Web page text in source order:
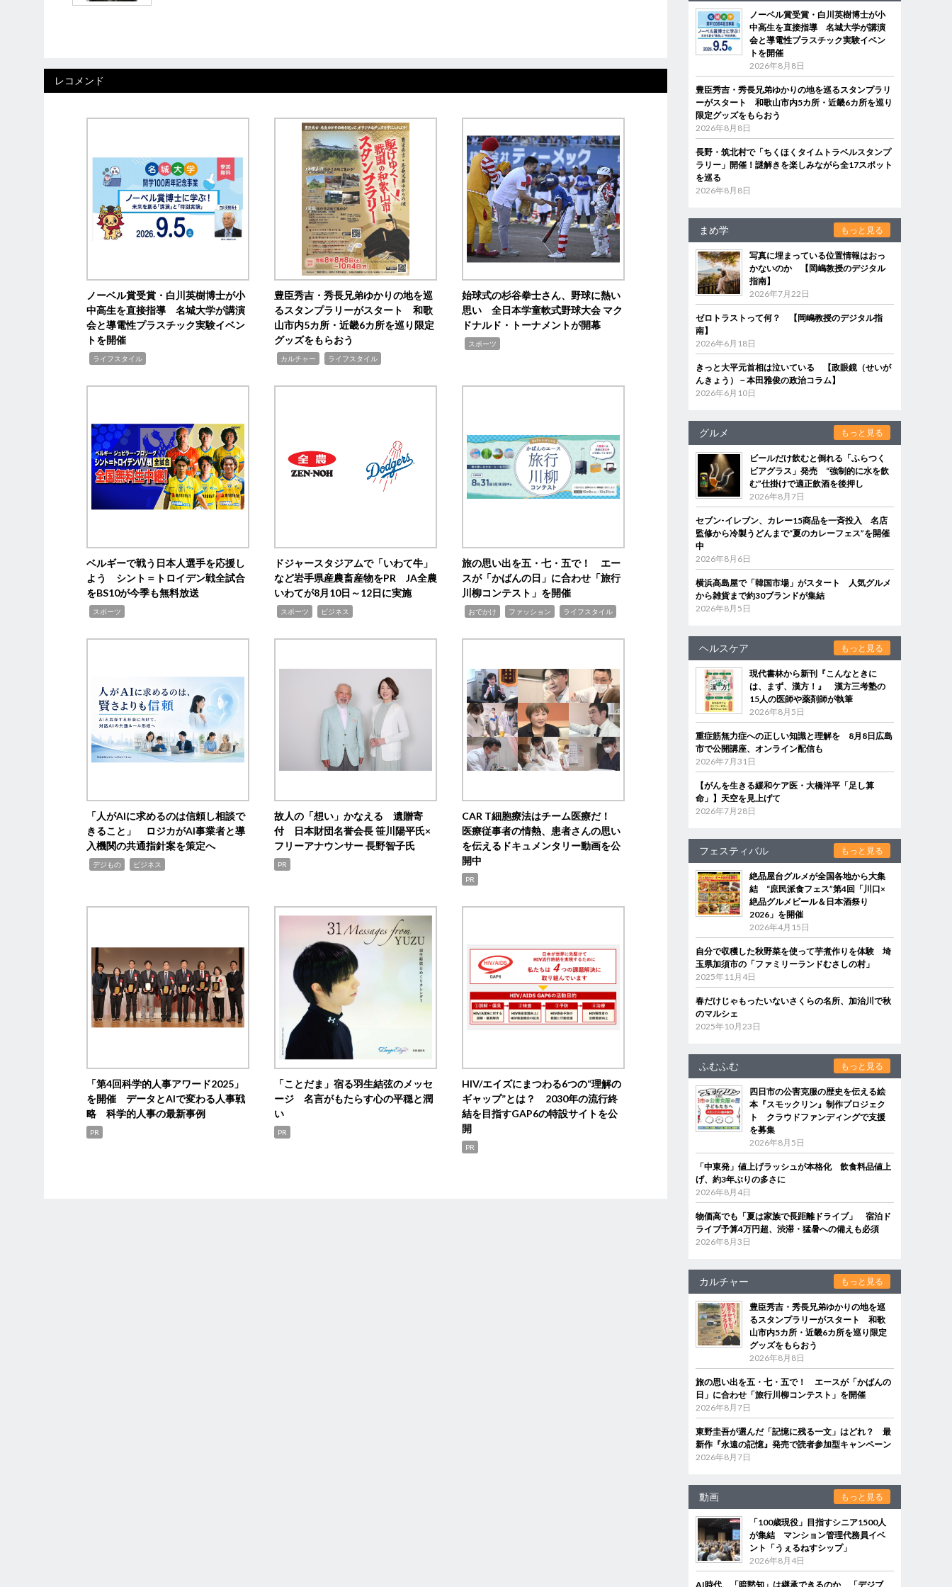
レコメンド
ノーベル賞受賞・白川英樹博士が小
中高生を直接指導 名城大学が講演
会と導電性プラスチック実験イベン
トを開催
ライフスタイル
豊臣秀吉・秀長兄弟ゆかりの地を巡
るスタンプラリーがスタート 和歌
山市内5カ所・近畿6カ所を巡り限定
グッズをもらおう
カルチャー ライフスタイル
始球式の杉谷拳士さん、野球に熱い
思い 全日本学童軟式野球大会 マク
ドナルド・トーナメントが開幕
スポーツ
ベルギーで戦う日本人選手を応援し
よう シント＝トロイデン戦全試合
をBS10が今季も無料放送
スポーツ
ドジャースタジアムで「いわて牛」
など岩手県産農畜産物をPR JA全農
いわてが8月10日～12日に実施
スポーツ ビジネス
旅の思い出を五・七・五で！ エー
スが「かばんの日」に合わせ「旅行
川柳コンテスト」を開催
おでかけ ファッション ライフスタイル
「人がAIに求めるのは信頼し相談で
きること」 ロジカがAI事業者と導
入機関の共通指針案を策定へ
デジもの ビジネス
故人の「想い」かなえる 遺贈寄
付 日本財団名誉会長 笹川陽平氏×
フリーアナウンサー 長野智子氏
PR
CAR T細胞療法はチーム医療だ！
医療従事者の情熱、患者さんの思い
を伝えるドキュメンタリー動画を公
開中
PR
「第4回科学的人事アワード2025」
を開催 データとAIで変わる人事戦
略 科学的人事の最新事例
PR
「ことだま」宿る羽生結弦のメッセ
ージ 名言がもたらす心の平穏と潤
い
PR
HIV/エイズにまつわる6つの“理解の
ギャップ”とは？ 2030年の流行終
結を目指すGAP6の特設サイトを公
開
PR
ノーベル賞受賞・白川英樹博士が小
中高生を直接指導 名城大学が講演
会と導電性プラスチック実験イベン
トを開催
2026年8月8日
豊臣秀吉・秀長兄弟ゆかりの地を巡るスタンプラリ
ーがスタート 和歌山市内5カ所・近畿6カ所を巡り
限定グッズをもらおう
2026年8月8日
長野・筑北村で「ちくほくタイムトラベルスタンプ
ラリー」開催！謎解きを楽しみながら全17スポット
を巡る
2026年8月8日
まめ学 もっと見る
写真に埋まっている位置情報はおっ
かないのか 【岡嶋教授のデジタル
指南】
2026年7月22日
ゼロトラストって何？ 【岡嶋教授のデジタル指
南】
2026年6月18日
きっと大平元首相は泣いている 【政眼鏡（せいが
んきょう）－本田雅俊の政治コラム】
2026年6月10日
グルメ もっと見る
ビールだけ飲むと倒れる「ふらつく
ビアグラス」発売 “強制的に水を飲
む”仕掛けで適正飲酒を後押し
2026年8月7日
セブン‐イレブン、カレー15商品を一斉投入 名店
監修から冷製うどんまで“夏のカレーフェス”を開催
中
2026年8月6日
横浜高島屋で「韓国市場」がスタート 人気グルメ
から雑貨まで約30ブランドが集結
2026年8月5日
ヘルスケア もっと見る
現代書林から新刊『こんなときに
は、まず、漢方！』 漢方三考塾の
15人の医師や薬剤師が執筆
2026年8月5日
重症筋無力症への正しい知識と理解を 8月8日広島
市で公開講座、オンライン配信も
2026年7月31日
【がんを生きる緩和ケア医・大橋洋平「足し算
命」】天空を見上げて
2026年7月28日
フェスティバル もっと見る
絶品屋台グルメが全国各地から大集
結 “庶民派食フェス”第4回「川口×
絶品グルメビール＆日本酒祭り
2026」を開催
2026年4月15日
自分で収穫した秋野菜を使って芋煮作りを体験 埼
玉県加須市の「ファミリーランドむさしの村」
2025年11月4日
春だけじゃもったいないさくらの名所、加治川で秋
のマルシェ
2025年10月23日
ふむふむ もっと見る
四日市の公害克服の歴史を伝える絵
本『スモックリン』制作プロジェク
ト クラウドファンディングで支援
を募集
2026年8月5日
「中東発」値上げラッシュが本格化 飲食料品値上
げ、約3年ぶりの多さに
2026年8月4日
物価高でも「夏は家族で長距離ドライブ」 宿泊ド
ライブ予算4万円超、渋滞・猛暑への備えも必須
2026年8月3日
カルチャー もっと見る
豊臣秀吉・秀長兄弟ゆかりの地を巡
るスタンプラリーがスタート 和歌
山市内5カ所・近畿6カ所を巡り限定
グッズをもらおう
2026年8月8日
旅の思い出を五・七・五で！ エースが「かばんの
日」に合わせ「旅行川柳コンテスト」を開催
2026年8月7日
東野圭吾が選んだ「記憶に残る一文」はどれ？ 最
新作『永遠の記憶』発売で読者参加型キャンペーン
2026年8月7日
動画 もっと見る
「100歳現役」目指すシニア1500人
が集結 マンション管理代務員イベ
ント「うぇるねすシップ」
2026年8月4日
AI時代、「暗黙知」は継承できるのか 「デジブ